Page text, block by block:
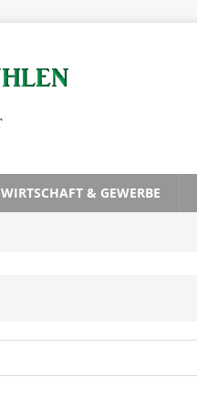
WIRTSCHAFT & GEWERBE